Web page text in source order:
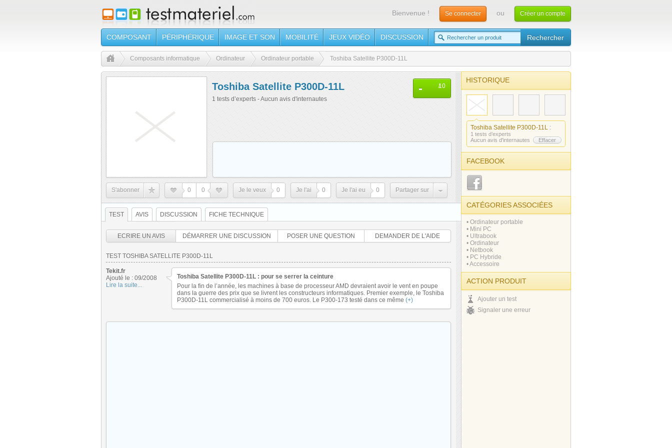
Bienvenue ! Se connecter ou Créer un compte
COMPOSANT PÉRIPHÉRIQUE IMAGE ET SON MOBILITÉ JEUX VIDÉO DISCUSSION
Composants informatique Ordinateur Ordinateur portable Toshiba Satellite P300D-11L
Toshiba Satellite P300D-11L
1 tests d’experts - Aucun avis d'internautes
- /10
S'abonner 0 0 Je le veux 0 Je l'ai 0 Je l'ai eu 0 Partager sur
TEST AVIS DISCUSSION FICHE TECHNIQUE
ECRIRE UN AVIS DÉMARRER UNE DISCUSSION POSER UNE QUESTION DEMANDER DE L'AIDE
TEST TOSHIBA SATELLITE P300D-11L
Tekit.fr
Ajouté le : 09/2008
Lire la suite...
Toshiba Satellite P300D-11L : pour se serrer la ceinture
Pour la fin de l’année, les machines à base de processeur AMD devraient avoir le vent en poupe
dans la guerre des prix que se livrent les constructeurs informatiques. Premier exemple, le Toshiba
P300D-11L commercialisé à moins de 700 euros. Le P300-173 testé dans ce même (+)
HISTORIQUE
Toshiba Satellite P300D-11L :
1 tests d’experts
Aucun avis d'internautes
Effacer
FACEBOOK
CATÉGORIES ASSOCIÉES
• Ordinateur portable
• Mini PC
• Ultrabook
• Ordinateur
• Netbook
• PC Hybride
• Accessoire
ACTION PRODUIT
Ajouter un test
Signaler une erreur